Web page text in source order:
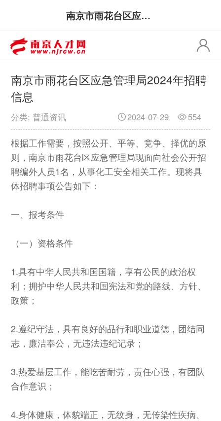
南京市雨花台区应急管理局2024年招聘信息
南京市雨花台区应急管理局2024年招聘
信息
分类: 普通资讯 554
2024-07-29
根据工作需要，按照公开、平等、竞争、择优的原
则，南京市雨花台区应急管理局现面向社会公开招
聘编外人员1名，从事化工安全相关工作。现将具
体招聘事项公告如下：
一、报考条件
（一）资格条件
1.具有中华人民共和国国籍，享有公民的政治权
利；拥护中华人民共和国宪法和党的路线、方针、
政策；
2.遵纪守法，具有良好的品行和职业道德，团结同
志，廉洁奉公，无违法违纪记录；
3.热爱基层工作，能吃苦耐劳，责任心强，有团队
合作意识；
4.身体健康，体貌端正，无纹身，无传染性疾病、